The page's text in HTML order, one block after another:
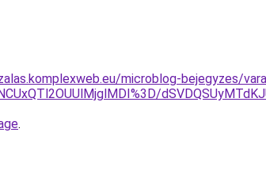
microblog-bejegyzes/
.